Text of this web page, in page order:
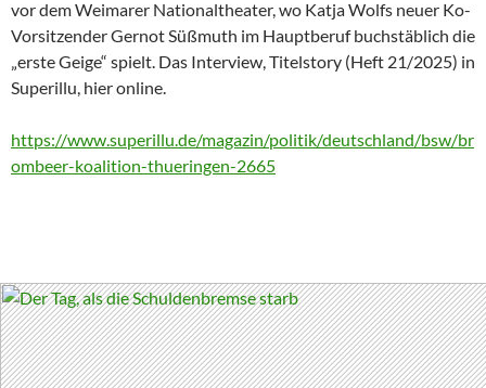
vor dem Weimarer Nationaltheater, wo Katja Wolfs neuer Ko-
Vorsitzender Gernot Süßmuth im Hauptberuf buchstäblich die
„erste Geige“ spielt. Das Interview, Titelstory (Heft 21/2025) in
Superillu, hier online.
https://www.superillu.de/magazin/politik/deutschland/bsw/br
ombeer-koalition-thueringen-2665